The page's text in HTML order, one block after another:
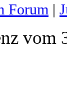
Forum |